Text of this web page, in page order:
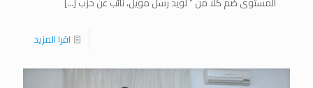
اقرا المزيد